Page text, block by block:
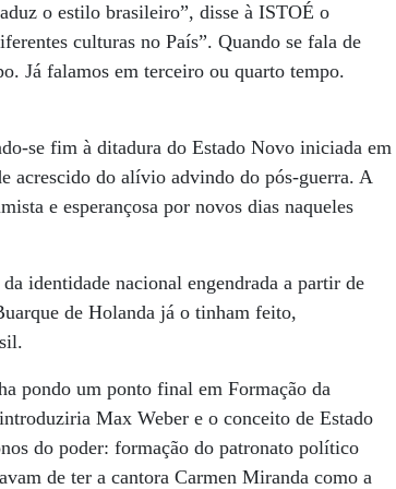
o estilo brasileiro”, disse à ISTOÉ o
culturas no País”. Quando se fala de
Já falamos em terceiro ou quarto tempo.
se fim à ditadura do Estado Novo iniciada em
acrescido do alívio advindo do pós-guerra. A
e esperançosa por novos dias naqueles
identidade nacional engendrada a partir de
de Holanda já o tinham feito,
pondo um ponto final em Formação da
Max Weber e o conceito de Estado
do poder: formação do patronato político
de ter a cantora Carmen Miranda como a